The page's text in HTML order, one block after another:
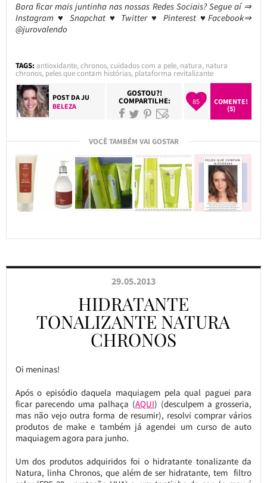
Bora ficar mais juntinha nas nossas Redes Sociais? Segue aí ⇒
Instagram ♥ Snapchat ♥ Twitter ♥ Pinterest ♥Facebook⇒
@jurovalendo
TAGS: antioxidante,chronos,cuidados com a pele, natura, natura
chronos, peles que contam histórias, plataforma revitalizante
POST DAJU
BELEZA
GOSTOU?!
COMPARTILHE: 85
COMENTE!
(5)
VOCÊ TAMBÉM VAI GOSTAR
29.05.2013
HIDRATANTE
TONALIZANTE NATURA
CHRONOS
Oi meninas!
Após o episódio daquela maquiagem pela qual paguei para
ficar parecendo uma palhaça (AQUI) (desculpem a grosseria,
mas não vejo outra forma de resumir), resolvi comprar vários
produtos de make e também já agendei um curso de auto
maquiagem agora para junho.
Um dos produtos adquiridos foi o hidratante tonalizante da
Natura, linha Chronos, que além de ser hidratante, tem filtro